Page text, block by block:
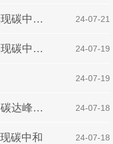
中国加强森林碳汇建设促进实现碳中和目标 | 24-07-21
中国加强森林碳汇建设促进实现碳中和目标 | 24-07-19
| 24-07-19
专家：煤电低碳化改造是推动碳达峰碳中和关键举措 | 24-07-18
碳中和 | 24-07-18